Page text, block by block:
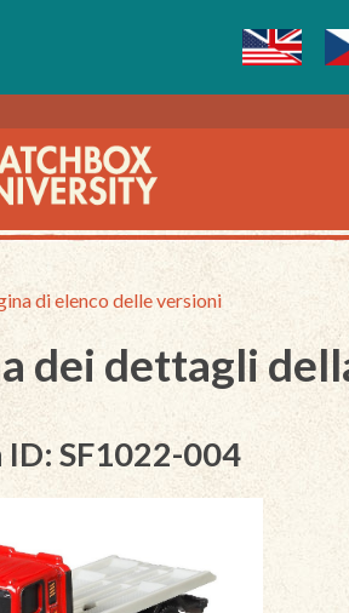
di elenco delle versioni
dei dettagli
ID: SF1022-004